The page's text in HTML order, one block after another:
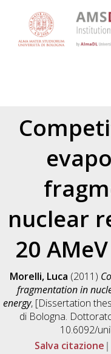
nuclear
20
Morelli, Luca (2011)
fragmentation in
energy, [Dissertation
di Bologna.
10.6092/
Salva citazione